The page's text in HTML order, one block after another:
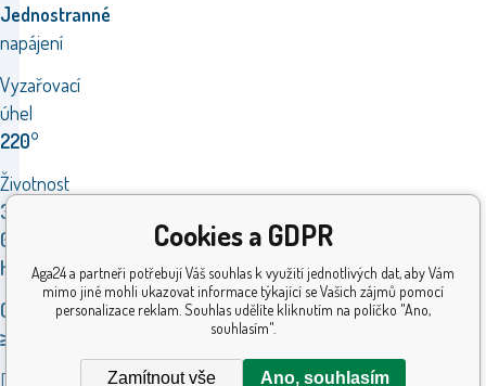
Jednostranné
napájení
Vyzařovací
úhel
220°
Životnost
30
000
hodin
CRI
≥80
Délka
Cookies a GDPR
Aga24 a partneři potřebují Váš souhlas k využití jednotlivých dat, aby Vám
mimo jiné mohli ukazovat informace týkající se Vašich zájmů pomocí
personalizace reklam. Souhlas udělíte kliknutím na políčko "Ano,
souhlasím".
Zamítnout vše Ano, souhlasím